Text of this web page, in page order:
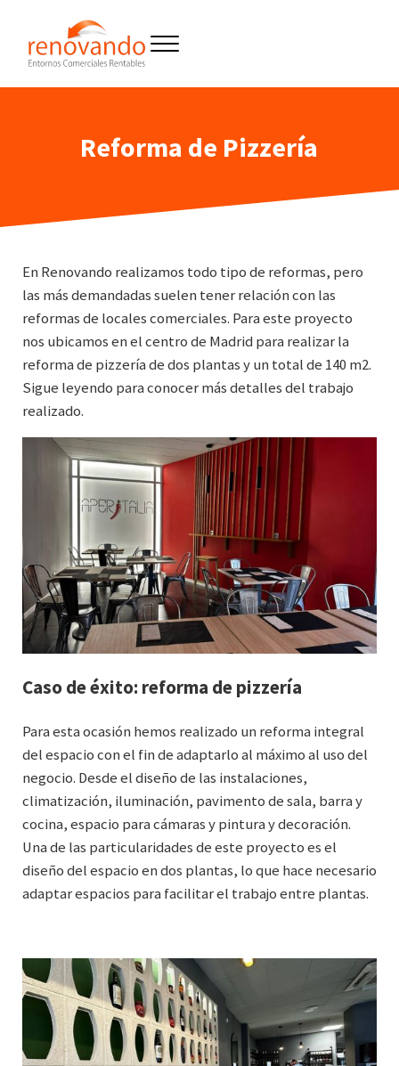
Renovando entornos
Menu
Reforma de Pizzería
En Renovando realizamos todo tipo de reformas, pero
las más demandadas suelen tener relación con las
reformas de locales comerciales. Para este proyecto
nos ubicamos en el centro de Madrid para realizar la
reforma de pizzería de dos plantas y un total de 140 m2.
Sigue leyendo para conocer más detalles del trabajo
realizado.
Caso de éxito: reforma de pizzería
Para esta ocasión hemos realizado un reforma integral
del espacio con el fin de adaptarlo al máximo al uso del
negocio. Desde el diseño de las instalaciones,
climatización, iluminación, pavimento de sala, barra y
cocina, espacio para cámaras y pintura y decoración.
Una de las particularidades de este proyecto es el
diseño del espacio en dos plantas, lo que hace necesario
adaptar espacios para facilitar el trabajo entre plantas.